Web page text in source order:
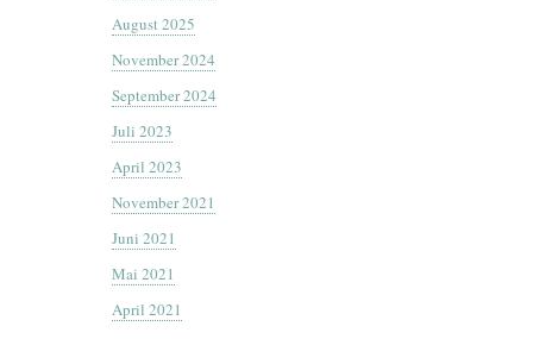
August 2025
November 2024
September 2024
Juli 2023
April 2023
November 2021
Juni 2021
Mai 2021
April 2021